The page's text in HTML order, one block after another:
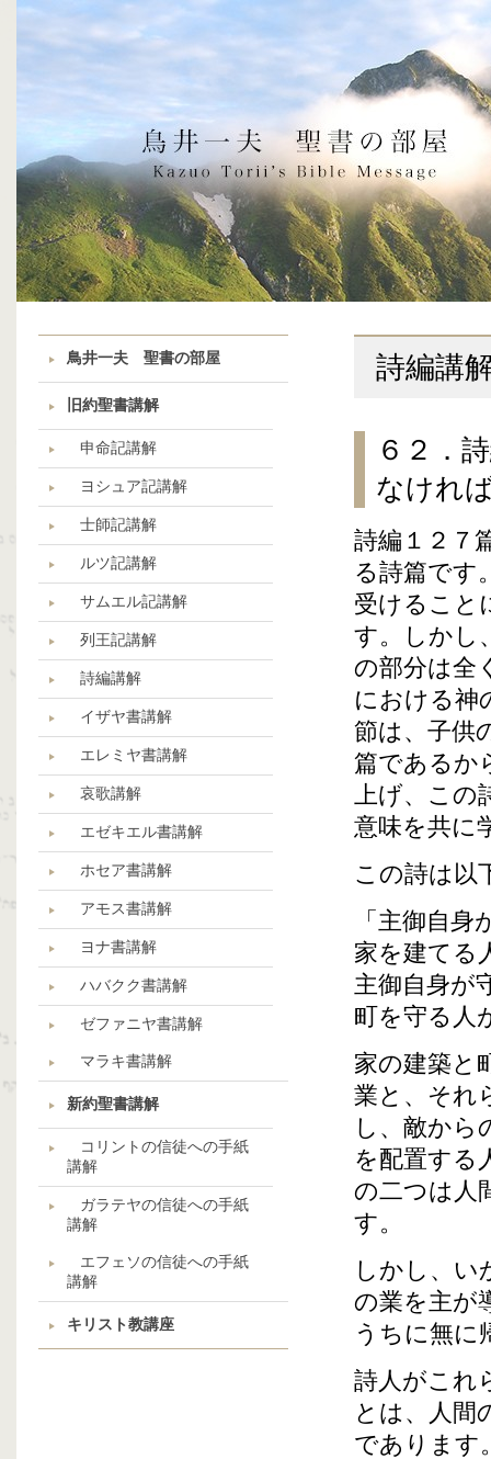
鳥井一夫 聖書の部屋
旧約聖書講解
申命記講解
ヨシュア記講解
士師記講解
ルツ記講解
サムエル記講解
列王記講解
詩編講解
イザヤ書講解
エレミヤ書講解
哀歌講解
エゼキエル書講解
ホセア書講解
アモス書講解
ヨナ書講解
ハバクク書講解
ゼファニヤ書講解
マラキ書講解
新約聖書講解
コリントの信徒への手紙
講解
ガラテヤの信徒への手紙
講解
エフェソの信徒への手紙
講解
キリスト教講座
詩編講
６２．
なけれ
詩編１２７
る詩篇です
受けること
す。しかし
の部分は全
における神
節は、子供
篇であるか
上げ、この
意味を共に
この詩は以
「主御自
家を建てる
主御自身が
町を守る人
家の建築と
業と、それ
し、敵から
を配置する
の二つは人
す。
しかし、い
の業を主が
うちに無に
詩人がこれ
とは、人間
であります